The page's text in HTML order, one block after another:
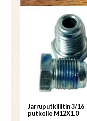
Jarruputkiliitin 3/16
putkelle M12X1.0